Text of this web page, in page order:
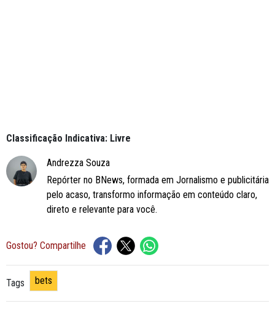
Classificação Indicativa: Livre
Andrezza Souza
Repórter no BNews, formada em Jornalismo e publicitária
pelo acaso, transformo informação em conteúdo claro,
direto e relevante para você.
Gostou? Compartilhe
Tags bets